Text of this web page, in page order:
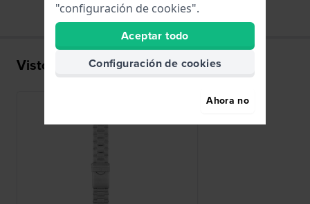
Visto recientemente
"configuración de cookies".
Aceptar todo
Configuración de cookies
Ahora no